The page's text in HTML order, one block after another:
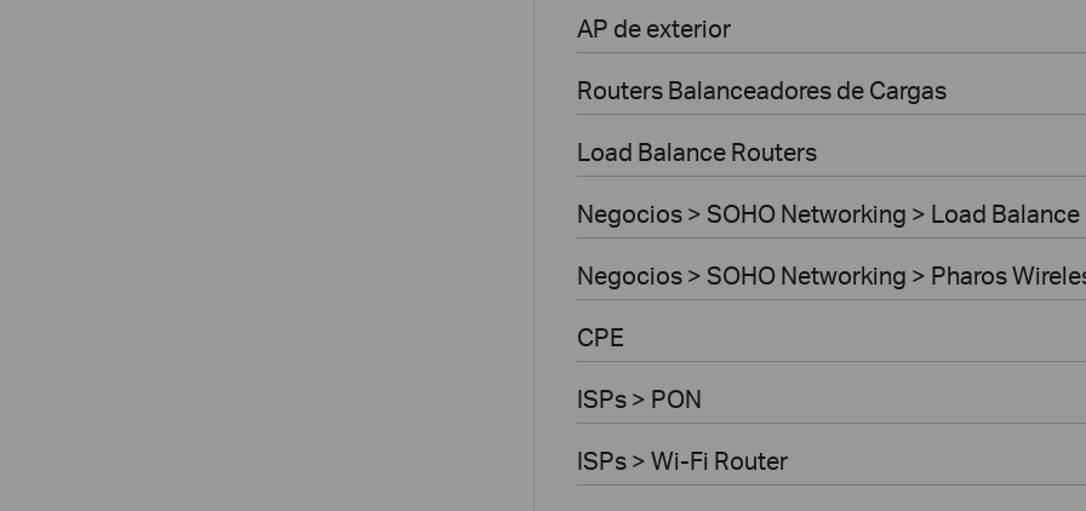
AP de exterior
Routers Balanceadores de Cargas
Load Balance Routers
Negocios > SOHO Networking > Load
Negocios > SOHO Networking > Pharos
CPE
ISPs > PON
ISPs > Wi-Fi Router